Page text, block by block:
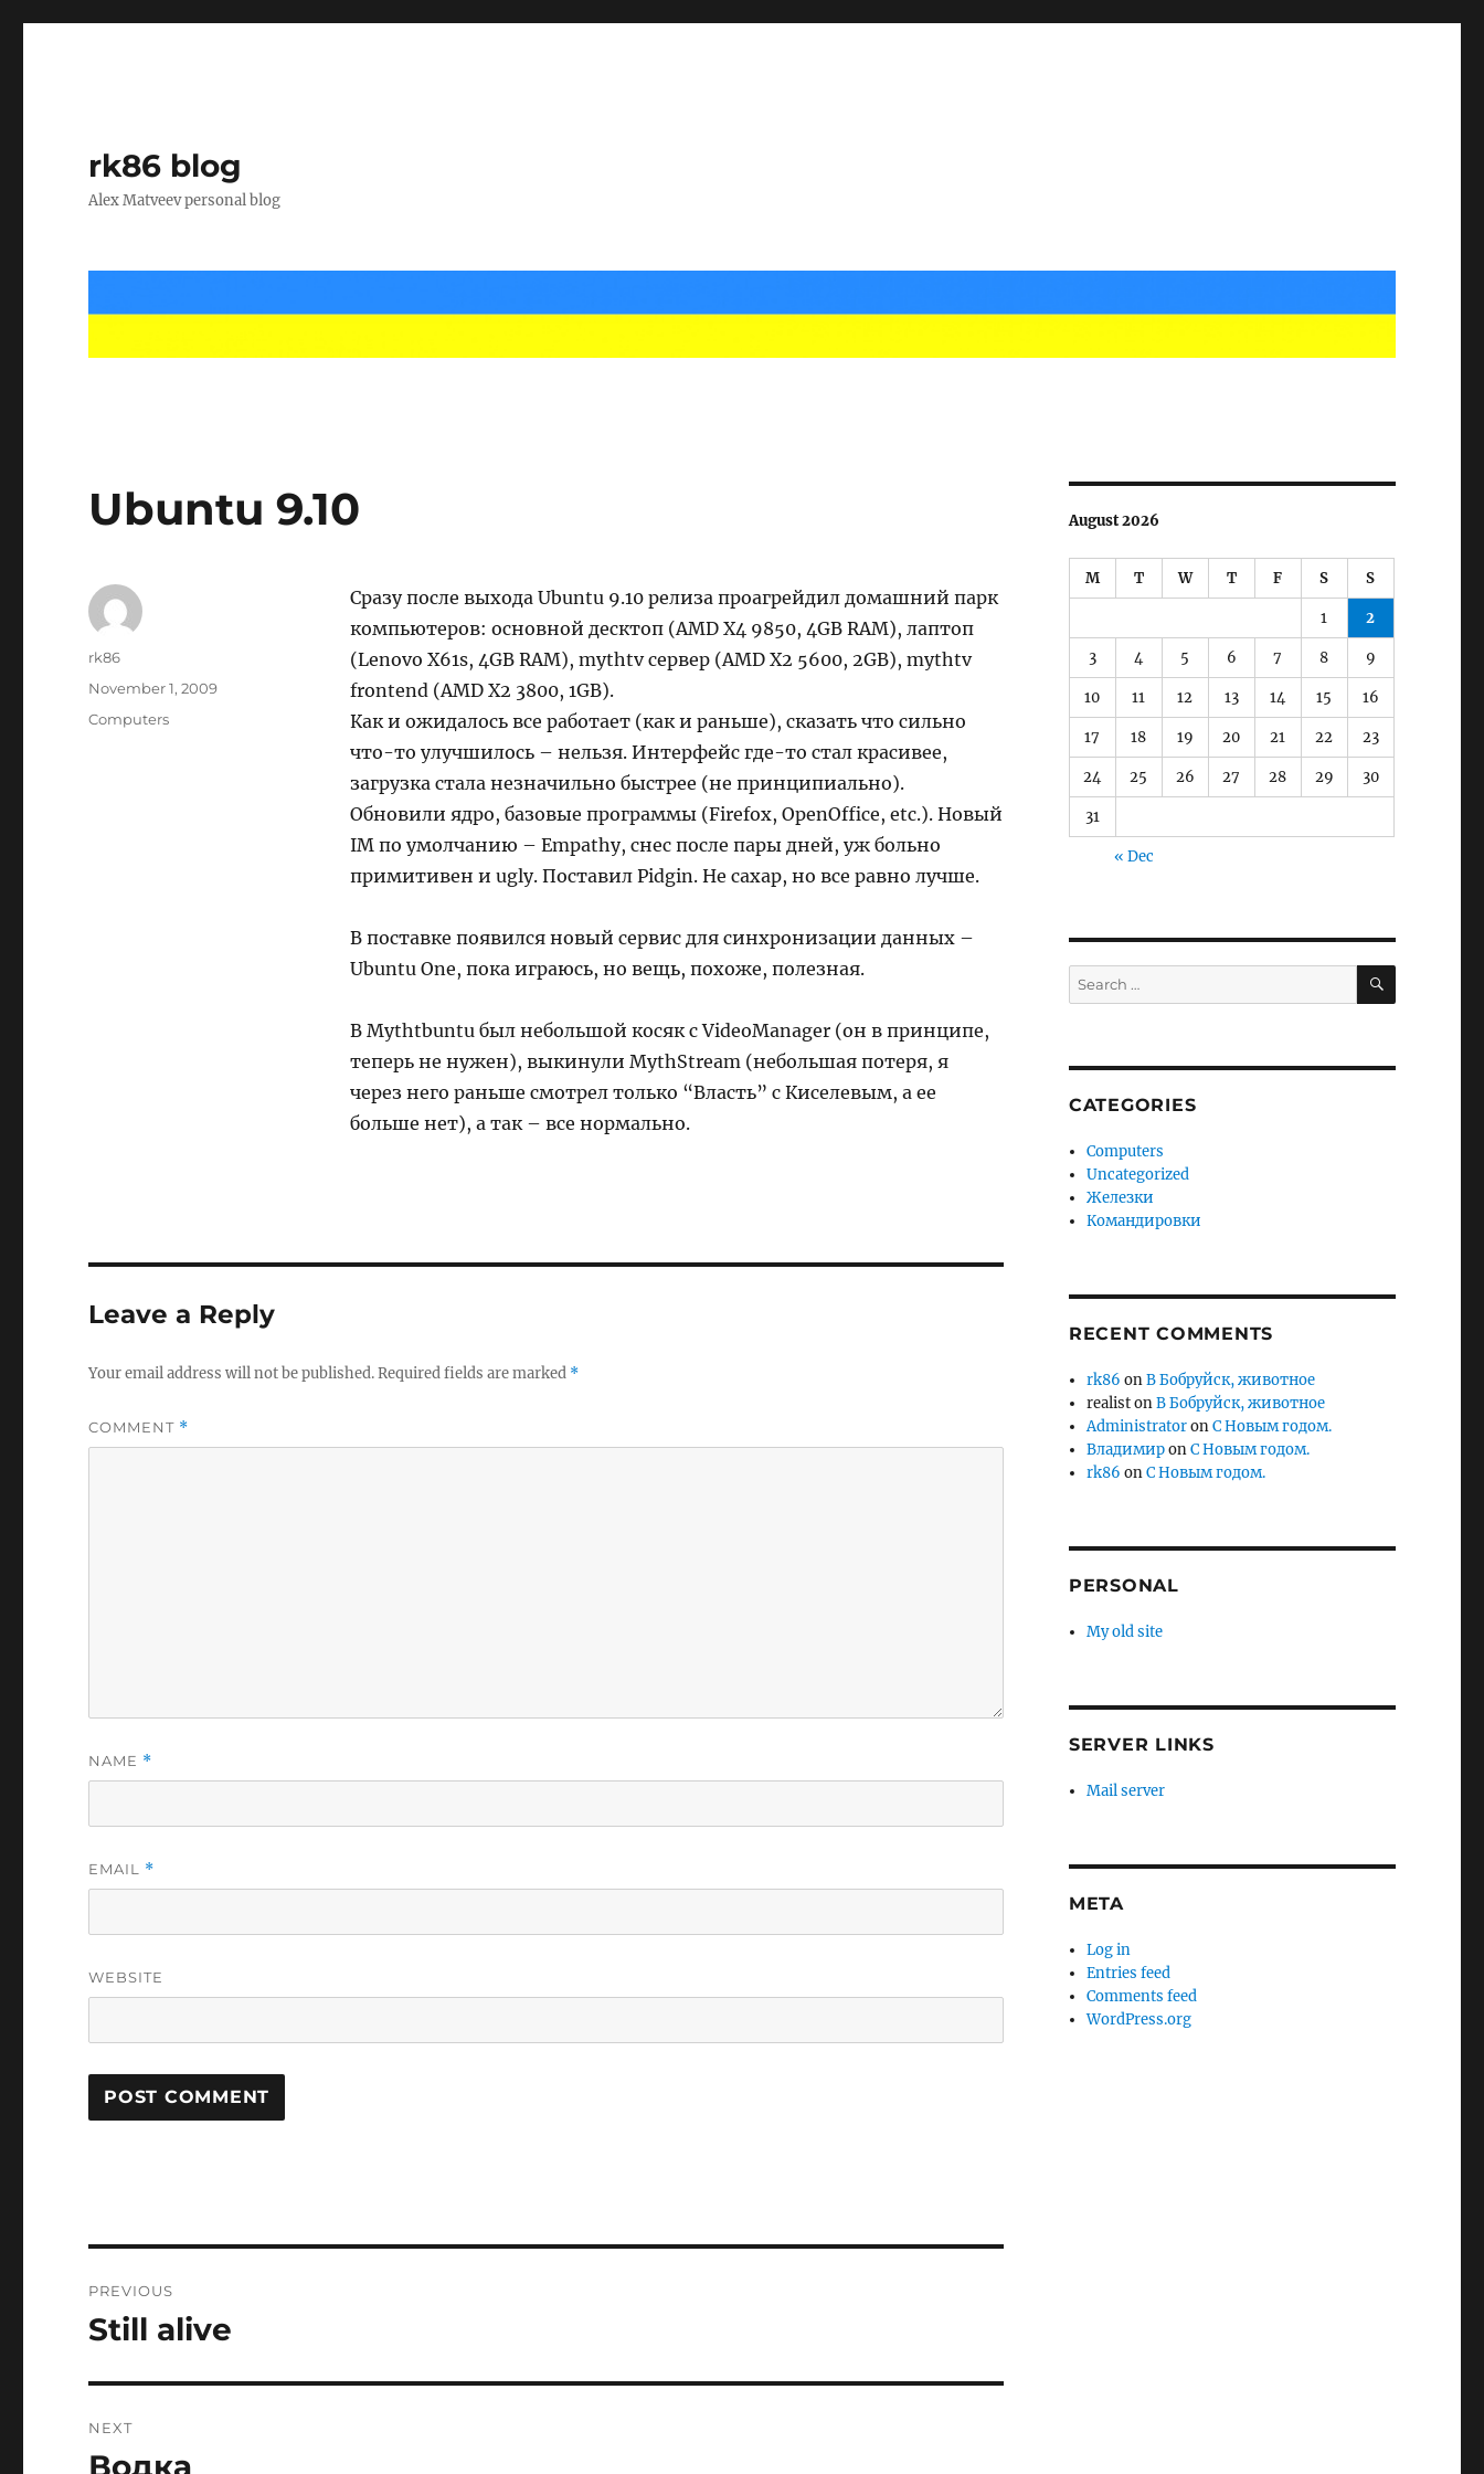
rk86 blog
Alex Matveev personal blog
Ubuntu 9.10
Сразу после выхода Ubuntu 9.10 релиза проагрейдил домашний парк
компьютеров: основной десктоп (AMD X4 9850, 4GB RAM), лаптоп
(Lenovo X61s, 4GB RAM), mythtv сервер (AMD X2 5600, 2GB), mythtv
frontend (AMD X2 3800, 1GB).
Как и ожидалось все работает (как и раньше), сказать что сильно
что-то улучшилось – нельзя. Интерфейс где-то стал красивее,
загрузка стала незначильно быстрее (не принципиально).
Обновили ядро, базовые программы (Firefox, OpenOffice, etc.). Новый
IM по умолчанию – Empathy, снес после пары дней, уж больно
примитивен и ugly. Поставил Pidgin. Не сахар, но все равно лучше.
В поставке появился новый сервис для синхронизации данных –
Ubuntu One, пока играюсь, но вещь, похоже, полезная.
В Mythtbuntu был небольшой косяк с VideoManager (он в принципе,
теперь не нужен), выкинули MythStream (небольшая потеря, я
через него раньше смотрел только “Власть” с Киселевым, а ее
больше нет), а так – все нормально.
Author
rk86
Posted
November 1, 2009
Categories
Computers
Leave a Reply
Your email address will not be published.Required fields are marked *
COMMENT *
NAME *
EMAIL *
WEBSITE
navigation
PREVIOUS
Previous
Still alive
NEXT
Next
Водка
August 2026
M T W T F S S
1 2
3 4 5 6 7 8 9
10 11 12 13 14 15 16
17 18 19 20 21 22 23
24 25 26 27 28 29 30
31
« Dec
Search
for:
SEARCH
CATEGORIES
Computers
Uncategorized
Железки
Командировки
RECENT COMMENTS
rk86 onВ Бобруйск, животное
realistonВ Бобруйск, животное
AdministratoronС Новым годом.
ВладимирonС Новым годом.
rk86 onС Новым годом.
PERSONAL
My old site
SERVER LINKS
Mail server
META
Log in
Entries feed
Comments feed
WordPress.org